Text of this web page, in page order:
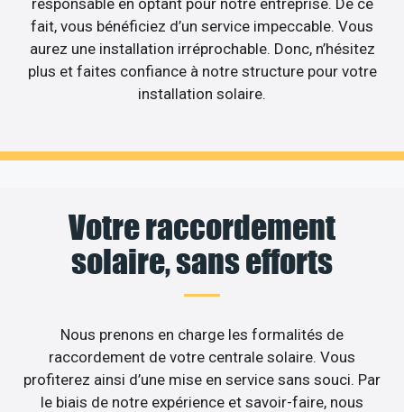
responsable en optant pour notre entreprise. De ce
fait, vous bénéficiez d’un service impeccable. Vous
aurez une installation irréprochable. Donc, n’hésitez
plus et faites confiance à notre structure pour votre
installation solaire.
Votre raccordement
solaire, sans efforts
Nous prenons en charge les formalités de
raccordement de votre centrale solaire. Vous
profiterez ainsi d’une mise en service sans souci. Par
le biais de notre expérience et savoir-faire, nous